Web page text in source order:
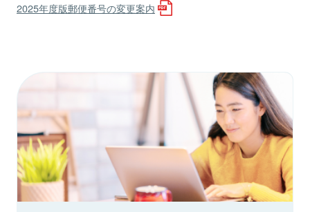
2025年度版郵便番号の変更案内